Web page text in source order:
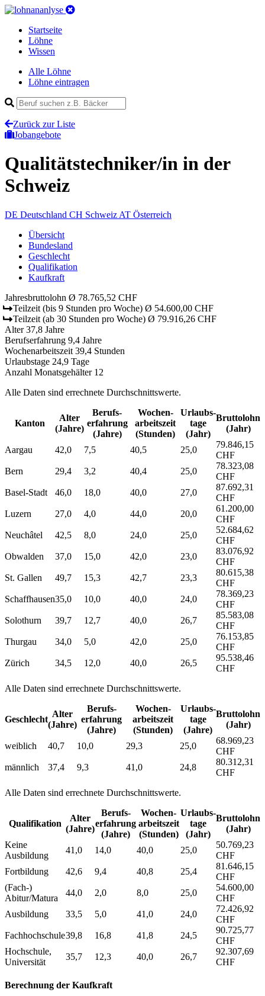
Startseite
Löhne
Wissen
Alle Löhne
Löhne eintragen
Zurück zur Liste
Jobangebote
Qualitätstechniker/in in der
Schweiz
DE Deutschland CH Schweiz AT Österreich
Übersicht
Bundesland
Geschlecht
Qualifikation
Kaufkraft
Jahresbruttolohn Ø 78.765,52 CHF
Teilzeit (bis 9 Stunden pro Woche) Ø 54.600,00 CHF
Teilzeit (ab 30 Stunden pro Woche) Ø 79.916,26 CHF
Alter 37,8 Jahre
Berufserfahrung 9,4 Jahre
Wochenarbeitszeit 39,4 Stunden
Urlaubstage 24,9 Tage
Anzahl Monatsgehälter 12
Alle Daten sind errechnete Durchschnittswerte.
Kanton
Alter
(Jahre)
Berufs­
erfahrung
(Jahre)
Wochen­
arbeitszeit
(Stunden)
Urlaubs­
tage
(Jahr)
Bruttolohn
(Jahr)
Aargau 42,0 7,5 40,5 25,0
79.846,15
CHF
Bern
29,4 3,2 40,4 25,0
78.323,08
CHF
Basel-Stadt
46,0 18,0 40,0 27,0
87.692,31
CHF
Luzern
27,0 4,0 44,0 20,0
61.200,00
CHF
Neuchâtel
42,5 8,0 24,0 25,0
52.684,62
CHF
Obwalden
37,0 15,0 42,0 23,0
83.076,92
CHF
St. Gallen
49,7 15,3 42,7 23,3
80.615,38
CHF
Schaffhausen35,0 10,0 40,0 24,0
78.369,23
CHF
Solothurn
39,7 12,7 40,0 26,7
85.583,08
CHF
Thurgau
34,0 5,0 42,0 25,0
76.153,85
CHF
Zürich
34,5 12,0 40,0 26,5
95.538,46
CHF
Alle Daten sind errechnete Durchschnittswerte.
Geschlecht
Alter
(Jahre)
Berufs­
erfahrung
(Jahre)
Wochen­
arbeitszeit
(Stunden)
Urlaubs­
tage
(Jahre)
Bruttolohn
(Jahr)
weiblich 40,7 10,0 29,3 25,0
68.969,23
CHF
männlich
37,4 9,3 41,0 24,8
80.312,31
CHF
Alle Daten sind errechnete Durchschnittswerte.
Qualifikation
Alter
(Jahre)
Berufs­
erfahrung
(Jahre)
Wochen­
arbeitszeit
(Stunden)
Urlaubs­
tage
(Jahr)
Bruttolohn
(Jahr)
Keine
Ausbildung
41,0 14,0 40,0 25,0
50.769,23
CHF
Fortbildung
42,6 9,4 40,8 25,4
81.646,15
CHF
(Fach-)
Abitur/Matura
44,0 2,0 8,0 25,0
54.600,00
CHF
Ausbildung
33,5 5,0 41,0 24,0
72.426,92
CHF
Fachhochschule39,8 16,8 41,8 24,5
90.725,77
CHF
Hochschule,
Universität
35,7 12,3 40,0 26,7
92.307,69
CHF
Berechnung der Kaufkraft